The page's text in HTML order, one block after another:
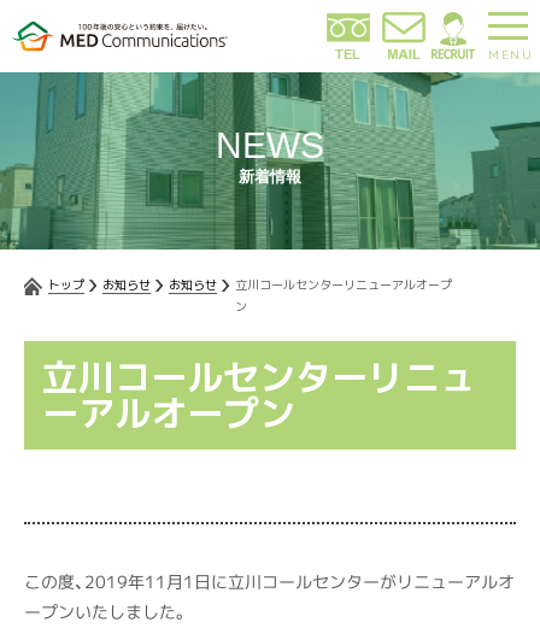
NEWS
新着情報
トップ お知らせ お知らせ
立川コールセンターリニューアルオープ
ン
立川コールセンターリニュ
ーアルオープン
この度、2019年11月1日に立川コールセンターがリニューアルオ
ープンいたしました。
MENU